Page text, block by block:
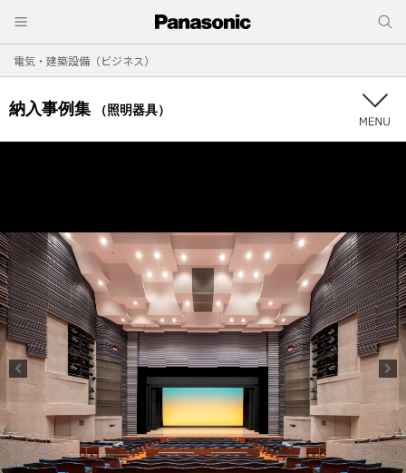
電気・建築設備（ビジネス）
納入事例集 （照明器具）